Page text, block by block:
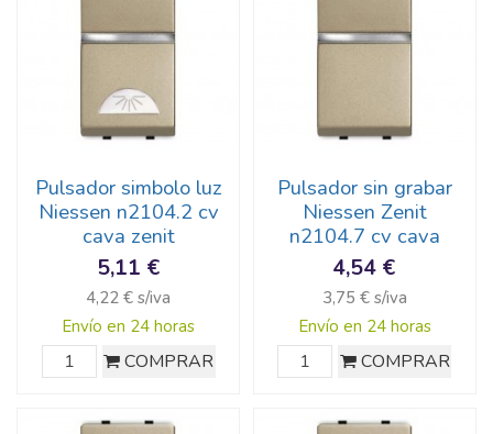
Pulsador simbolo luz
Niessen n2104.2 cv
cava zenit
5,11 €
4,22 € s/iva
Envío en 24 horas
COMPRAR
Pulsador sin grabar
Niessen Zenit
n2104.7 cv cava
4,54 €
3,75 € s/iva
Envío en 24 horas
COMPRAR